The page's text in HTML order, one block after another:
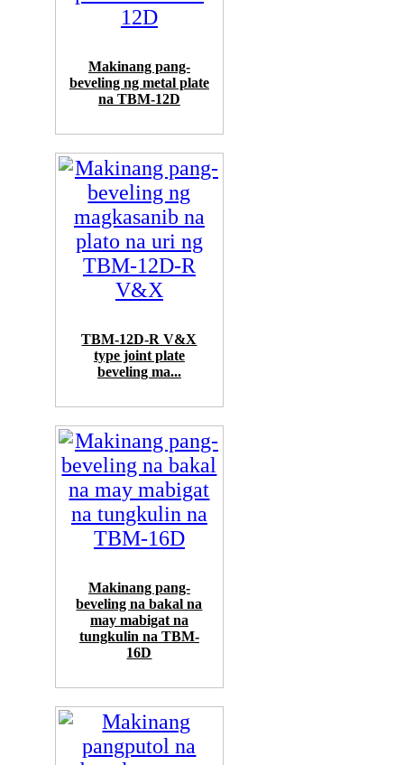
Makinang pang-
beveling ng metal plate
na TBM-12D
TBM-12D-R V&X
type joint plate
beveling ma...
Makinang pang-
beveling na bakal na
may mabigat na
tungkulin na TBM-
16D